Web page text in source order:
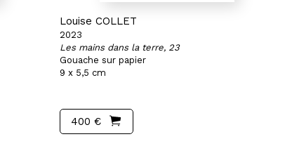
Louise COLLET
2023
Les mains dans la terre, 23
Gouache sur papier
9 x 5,5 cm
400 €